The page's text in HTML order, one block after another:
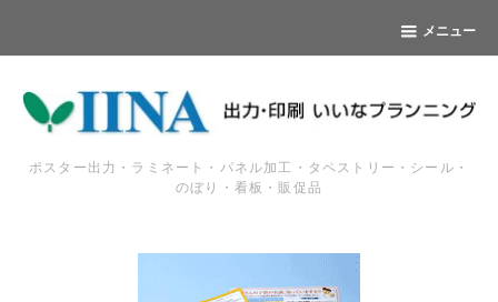
メニュー
ポスター出力・ラミネート・パネル加工・タペストリー・シール・
のぼり・看板・販促品